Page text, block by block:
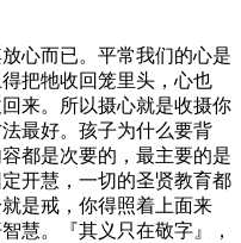
心而已。平常我们的心是
把牠收回笼里头，心也
来。所以摄心就是收摄你
最好。孩子为什么要背
都是次要的，最主要的是
开慧，一切的圣贤教育都
是戒，你得照着上面来
慧。『其义只在敬字』，